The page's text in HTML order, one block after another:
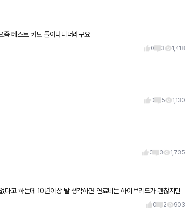
테스트 카도 돌아다니더라구요
0 3 1,418
0 5 1,130
0 3 1,735
다고 하는데 10년이상 탈 생각하면 연료비는 하이브리드가 괜찮지만
랍니다
0 2 903